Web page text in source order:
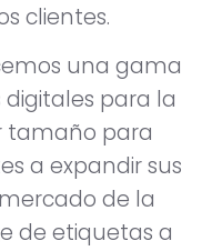
clientes.
una gama
para la
tamaño para
a expandir sus
de la
de etiquetas a